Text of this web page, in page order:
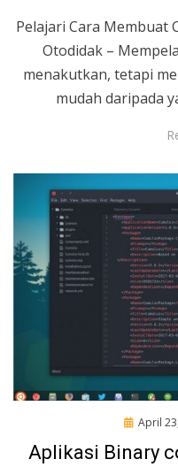
Pelajari Cara Membuat
Otodidak –
menakutkan, tetapi
mudah daripada
Posted
April
Aplikasi Binary